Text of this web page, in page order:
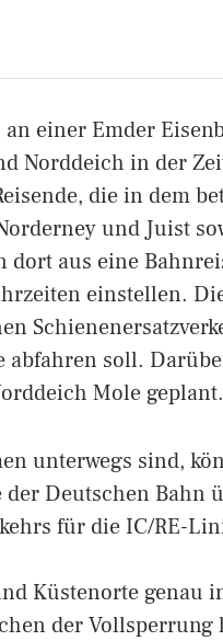
einer Emder
Norddeich in der
die in dem
und Juist
dort aus eine
einstellen.
abfahren soll.
Mole geplant.
unterwegs sind,
Deutschen Bahn
für die IC/RE-
Küstenorte genau
der Vollsperrung